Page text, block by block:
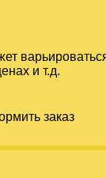
и т.д.
заказ